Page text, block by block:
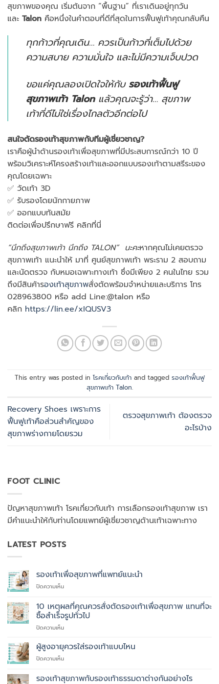
สุขภาพของคุณ เริ่มต้นจาก “พื้นฐาน” ที่เราเดินอยู่ทุกวัน
และ Talon คือหนึ่งในคำตอบที่ดีที่สุดในการฟื้นฟูเท้าคุณกลับคืน
ทุกก้าวที่คุณเดิน… ควรเป็นก้าวที่เต็มไปด้วย
ความสบาย ความมั่นใจ และไม่มีความเจ็บปวด
ขอแค่คุณลองเปิดใจให้กับ รองเท้าฟื้นฟู
สุขภาพเท้า Talonแล้วคุณจะรู้ว่า… สุขภาพ
เท้าที่ดีไม่ใช่เรื่องไกลตัวอีกต่อไป
สนใจตัดรองเท้าสุขภาพกับทีมผู้เชี่ยวชาญ?
เราคือผู้นำด้านรองเท้าเพื่อสุขภาพที่มีประสบการณ์กว่า 10 ปี
พร้อมวิเคราะห์โครงสร้างเท้าและออกแบบรองเท้าตามสรีระของ
คุณโดยเฉพาะ
✅ วัดเท้า 3D
✅ รับรองโดยนักกายภาพ
✅ ออกแบบทันสมัย
ติดต่อเพื่อปรึกษาฟรี คลิกที่นี่
“นึกถึงสุขภาพเท้า นึกถึง TALON” นะคะหากคุณไม่เคยตรวจ
สุขภาพเท้า แนะนำให้ มาที่ ศูนย์สุขภาพเท้า พระราม 2 สอบถาม
และนัดตรวจ กับหมอเฉพาะทางเท้า ซึ่งมีเพียง 2 คนในไทย รวม
ถึงมีสินค้ารองเท้าสุขภาพสั่งตัดพร้อมจำหน่ายและบริการ โทร
028963800 หรือ add Line:@talon หรือ
คลิก https://lin.ee/xIQUSV3
This entry was posted in โรคเกี่ยวกับเท้าand tagged รองเท้าฟื้นฟู
สุขภาพเท้า Talon.
Recovery Shoes เพราะการ
ฟื้นฟูเท้าคือส่วนสำคัญของ
สุขภาพร่างกายโดยรวม
ตรวจสุขภาพเท้า ต้องตรวจ
อะไรบ้าง
FOOT CLINIC
ปัญหาสุขภาพเท้า โรคเกี่ยวกับเท้า การเลือกรองเท้าสุขภาพ เรา
มีคำแนะนำให้กับท่านโดยแพทย์ผู้เชี่ยวชาญด้านเท้าเฉพาะทาง
LATEST POSTS
รองเท้าเพื่อสุขภาพที่แพทย์แนะนำ
ปิดความเห็นบน
เพื่อ
สุขภาพ
ที่
แพทย์
10 เหตุผลที่คุณควรสั่งตัดรองเท้าเพื่อสุขภาพ แทนที่จะ
ซื้อสำเร็จรูปทั่วไป
ปิดความเห็นบน
เหตุผล
คุณ
สั่ง
ผู้สูงอายุควรใส่รองเท้าแบบไหน
ปิดความเห็นบน
สูง
รองเท้าสุขภาพกับรองเท้าธรรมดาต่างกันอย่างไร